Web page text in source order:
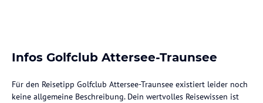
Infos Golfclub Attersee-Traunsee
Für den Reisetipp Golfclub Attersee-Traunsee existiert leider noch
keine allgemeine Beschreibung. Dein wertvolles Reisewissen ist